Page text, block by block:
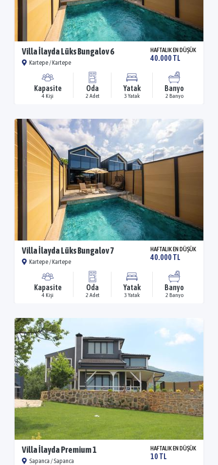
Villa İlayda Lüks Bungalov 6
Kartepe / Kartepe
HAFTALIK EN DÜŞÜK
40.000 TL
Kapasite
4 Kişi
Oda
2 Adet
Yatak
3 Yatak
Banyo
2 Banyo
Villa İlayda Lüks Bungalov 7
Kartepe / Kartepe
HAFTALIK EN DÜŞÜK
40.000 TL
Kapasite
4 Kişi
Oda
2 Adet
Yatak
3 Yatak
Banyo
2 Banyo
Villa İlayda Premium 1
Sapanca / Sapanca
HAFTALIK EN DÜŞÜK
10 TL